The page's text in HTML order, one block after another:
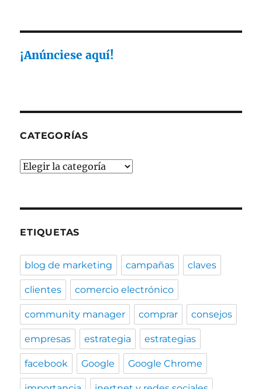
¡Anúnciese aquí!
CATEGORÍAS
Categorías
ETIQUETAS
blog de marketing campañas claves
clientes comercio electrónico
community manager comprar consejos
empresas estrategia estrategias
facebook Google Google Chrome